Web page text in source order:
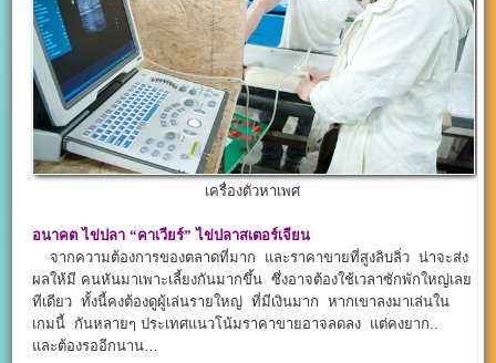
เครื่องตัวหาเพศ
อนาคต ไข่ปลา “คาเวียร์” ไข่ปลาสเตอร์เจียน
จากความต้องการของตลาดที่มาก และราคาขายที่สูงลิบลิ่ว น่าจะส่ง
ผลให้มี คนหันมาเพาะเลี้ยงกันมากขึ้น ซึ่งอาจต้องใช้เวลาซักพักใหญ่เลย
ทีเดียว ทั้งนี้คงต้องดูผู้เล่นรายใหญ่ ที่มีเงินมาก หากเขาลงมาเล่นใน
เกมนี้ กันหลายๆ ประเทศแนวโน้มราคาขายอาจลดลง แต่คงยาก..
และต้องรออีกนาน…